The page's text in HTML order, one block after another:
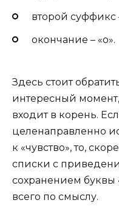
второй суффикс
окончание – «о».
Здесь стоит
интересный
входит в корень.
целенаправленно
к «чувство», то,
списки с
сохранением буквы
всего по смыслу.